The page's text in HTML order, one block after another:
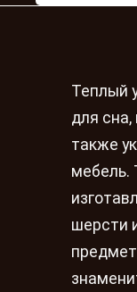
Теплый
для сна,
также
мебель.
шерсти